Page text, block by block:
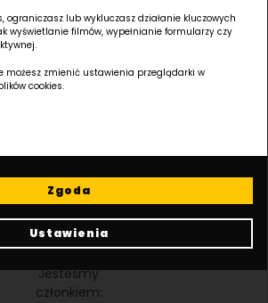
ograniczasz lub wykluczasz działanie kluczowych
wyświetlanie filmów, wypełnianie formularzy czy
możesz zmienić ustawienia przeglądarki w
cookies.
Ustawienia
Zgoda
000,00 ZŁ
Należymy
Jesteśmy
członkiem: